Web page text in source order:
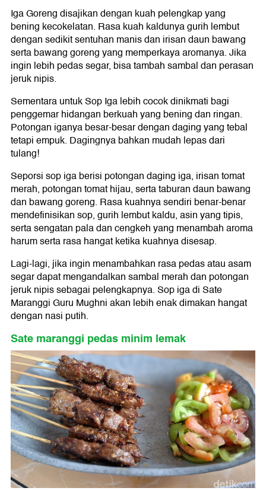
Iga Goreng disajikan dengan kuah pelengkap yang
bening kecokelatan. Rasa kuah kaldunya gurih lembut
dengan sedikit sentuhan manis dan irisan daun bawang
serta bawang goreng yang memperkaya aromanya. Jika
ingin lebih pedas segar, bisa tambah sambal dan perasan
jeruk nipis.
Sementara untuk Sop Iga lebih cocok dinikmati bagi
penggemar hidangan berkuah yang bening dan ringan.
Potongan iganya besar-besar dengan daging yang tebal
tetapi empuk. Dagingnya bahkan mudah lepas dari
tulang!
Seporsi sop iga berisi potongan daging iga, irisan tomat
merah, potongan tomat hijau, serta taburan daun bawang
dan bawang goreng. Rasa kuahnya sendiri benar-benar
mendefinisikan sop, gurih lembut kaldu, asin yang tipis,
serta sengatan pala dan cengkeh yang menambah aroma
harum serta rasa hangat ketika kuahnya disesap.
Lagi-lagi, jika ingin menambahkan rasa pedas atau asam
segar dapat mengandalkan sambal merah dan potongan
jeruk nipis sebagai pelengkapnya. Sop iga di Sate
Maranggi Guru Mughni akan lebih enak dimakan hangat
dengan nasi putih.
Sate maranggi pedas minim lemak